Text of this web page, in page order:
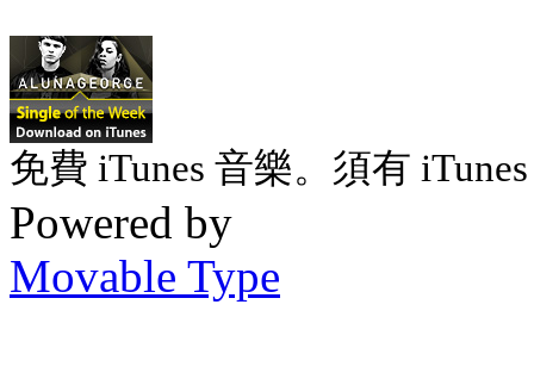
免費 iTunes 音樂。須有
Powered by
Movable Type